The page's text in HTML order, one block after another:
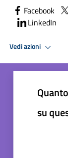
Facebook
LinkedIn
Vedi azioni
su